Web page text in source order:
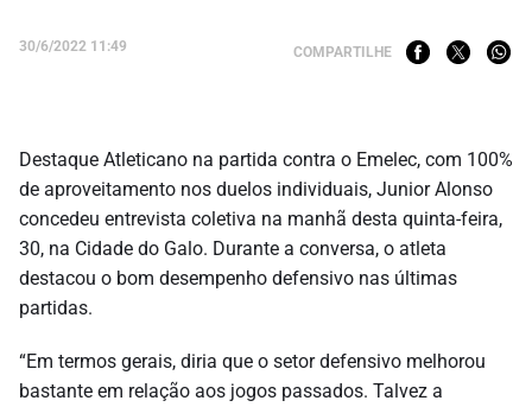
30/6/2022 11:49 COMPARTILHE
Destaque Atleticano na partida contra o Emelec, com 100%
de aproveitamento nos duelos individuais, Junior Alonso
concedeu entrevista coletiva na manhã desta quinta-feira,
30, na Cidade do Galo. Durante a conversa, o atleta
destacou o bom desempenho defensivo nas últimas
partidas.
“Em termos gerais, diria que o setor defensivo melhorou
bastante em relação aos jogos passados. Talvez a